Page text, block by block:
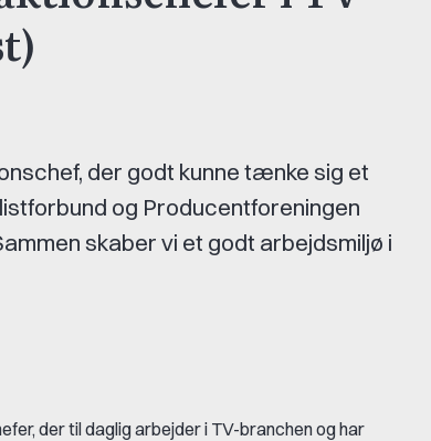
der godt kunne tænke sig et
og Producentforeningen
skaber vi et godt arbejdsmiljø i
der til daglig arbejder i TV-branchen og har